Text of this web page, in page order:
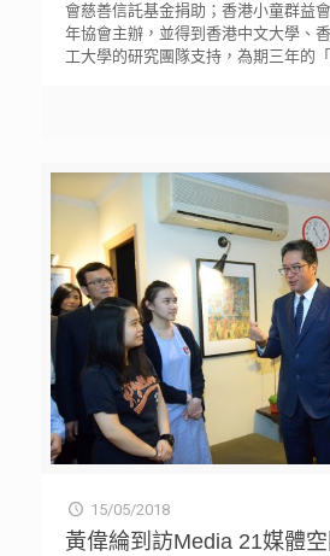
會慈善信託基金捐助；香港小童群益
年協會主辦，並得到香港中文大學、
工大學的研究團隊支持，為期三年的
15/05/2018
黃偉綸到訪Media 21媒體空